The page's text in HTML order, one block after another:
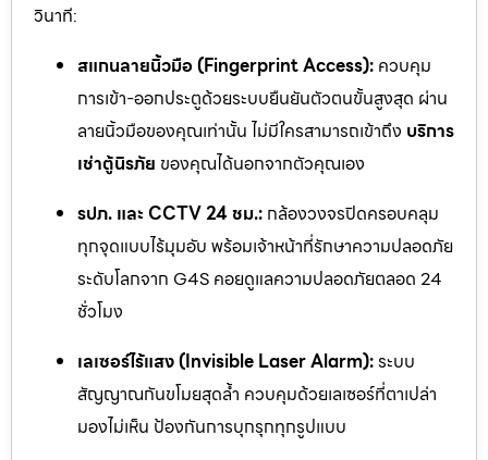
วินาที:
สแกนลายนิ้วมือ (Fingerprint Access): ควบคุม
การเข้า-ออกประตูด้วยระบบยืนยันตัวตนขั้นสูงสุด ผ่าน
ลายนิ้วมือของคุณเท่านั้น ไม่มีใครสามารถเข้าถึง บริการ
เช่าตู้นิรภัย ของคุณได้นอกจากตัวคุณเอง
รปภ. และ CCTV 24 ชม.: กล้องวงจรปิดครอบคลุม
ทุกจุดแบบไร้มุมอับ พร้อมเจ้าหน้าที่รักษาความปลอดภัย
ระดับโลกจาก G4S คอยดูแลความปลอดภัยตลอด 24
ชั่วโมง
เลเซอร์ไร้แสง (Invisible Laser Alarm):ระบบ
สัญญาณกันขโมยสุดล้ำ ควบคุมด้วยเลเซอร์ที่ตาเปล่า
มองไม่เห็น ป้องกันการบุกรุกทุกรูปแบบ